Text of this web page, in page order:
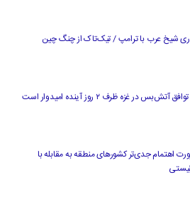
دلاری شیخ عرب با ترامپ / تیک‌تاک از چنگ چین
در غزه ظرف ۲ روز آینده امیدوار است
اهتمام جدی‌تر کشورهای منطقه به مقابله با